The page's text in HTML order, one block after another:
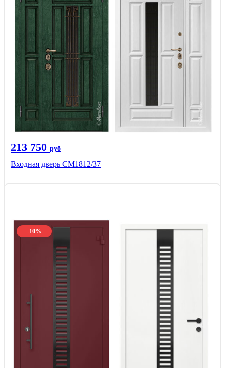
213 750 руб
Входная дверь СМ1812/37
-10%